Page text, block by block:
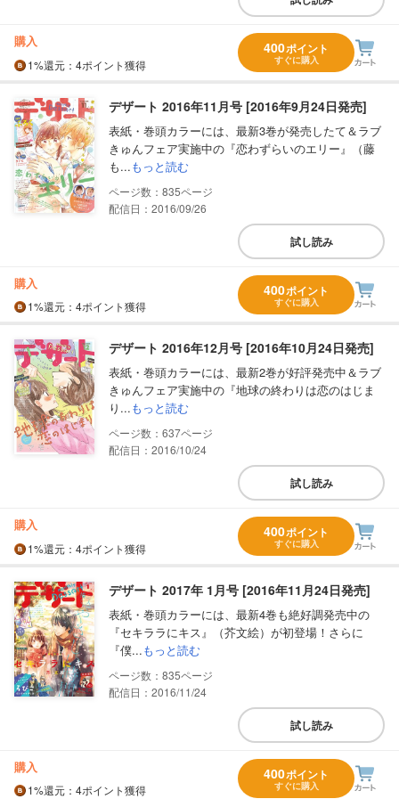
購入
1%還元 ：4ポイント獲得
400ポイント
すぐに購入
デザート 2016年11月号 [2016年9月24日発売]
表紙・巻頭カラーには、最新3巻が発売したて＆ラブ
きゅんフェア実施中の『恋わずらいのエリー』（藤
も...もっと読む
835
配信日：2016/09/26
試し読み
購入
1%還元 ：4ポイント獲得
400ポイント
すぐに購入
デザート 2016年12月号 [2016年10月24日発売]
表紙・巻頭カラーには、最新2巻が好評発売中＆ラブ
きゅんフェア実施中の『地球の終わりは恋のはじま
り...もっと読む
637
配信日：2016/10/24
試し読み
購入
1%還元 ：4ポイント獲得
400ポイント
すぐに購入
デザート 2017年 1月号 [2016年11月24日発売]
表紙・巻頭カラーには、最新4巻も絶好調発売中の
『セキララにキス』（芥文絵）が初登場！さらに
『僕...もっと読む
835
配信日：2016/11/24
試し読み
購入
1%還元 ：4ポイント獲得
400ポイント
すぐに購入